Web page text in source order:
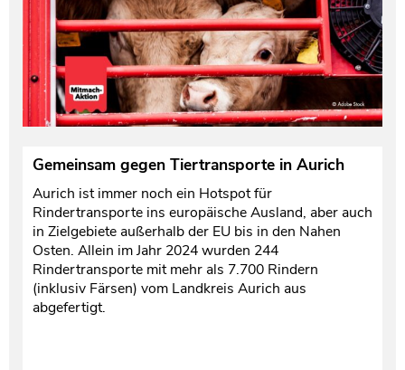
Gemeinsam gegen Tiertransporte in Aurich
Aurich ist immer noch ein Hotspot für
Rindertransporte ins europäische Ausland, aber auch
in Zielgebiete außerhalb der EU bis in den Nahen
Osten. Allein im Jahr 2024 wurden 244
Rindertransporte mit mehr als 7.700 Rindern
(inklusiv Färsen) vom Landkreis Aurich aus
abgefertigt.